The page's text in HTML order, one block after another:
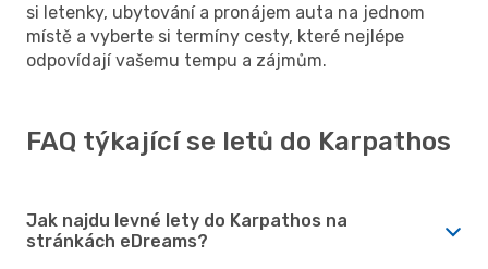
si letenky, ubytování a pronájem auta na jednom
místě a vyberte si termíny cesty, které nejlépe
odpovídají vašemu tempu a zájmům.
FAQ týkající se letů do Karpathos
Jak najdu levné lety do Karpathos na
stránkách eDreams?